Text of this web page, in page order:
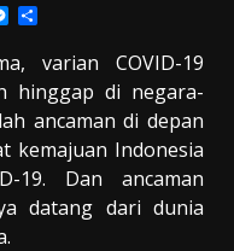
Messenger
varian COVID-19
hinggap di negara-
ancaman di depan
kemajuan Indonesia
19. Dan ancaman
datang dari dunia